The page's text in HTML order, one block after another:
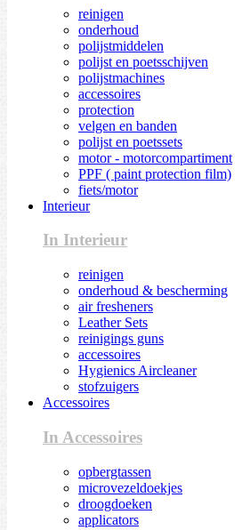
reinigen
onderhoud
polijstmiddelen
polijst en poetsschijven
polijstmachines
accessoires
protection
velgen en banden
polijst en poetssets
motor - motorcompartiment
PPF ( paint protection film)
fiets/motor
Interieur
In Interieur
reinigen
onderhoud & bescherming
air fresheners
Leather Sets
reinigings guns
accessoires
Hygienics Aircleaner
stofzuigers
Accessoires
In Accessoires
opbergtassen
microvezeldoekjes
droogdoeken
applicators